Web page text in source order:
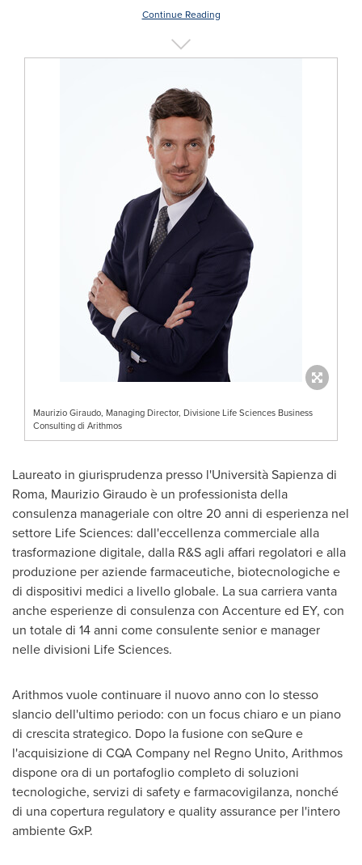
Continue Reading
Maurizio Giraudo, Managing Director, Divisione Life Sciences Business
Consulting di Arithmos
Laureato in giurisprudenza presso l'UniversitàSapienza di
Roma, Maurizio Giraudoè un professionista della
consulenza manageriale con oltre 20 anni di esperienza nel
settore Life Sciences: dall'eccellenza commerciale alla
trasformazione digitale, dalla R&S agli affari regolatori e alla
produzione per aziende farmaceutiche, biotecnologiche e
di dispositivi medici a livello globale. La sua carriera vanta
anche esperienze di consulenza con Accenture ed EY, con
un totale di 14 anni come consulente senior e manager
nelle divisioni Life Sciences.
Arithmos vuole continuare il nuovo anno con lo stesso
slancio dell'ultimo periodo: con un focus chiaro e un piano
di crescita strategico. Dopo la fusione con seQure e
l'acquisizione di CQA Company nel Regno Unito, Arithmos
dispone ora di un portafoglio completo di soluzioni
tecnologiche, servizi di safety e farmacovigilanza, nonché
di una copertura regulatory e quality assurance per l'intero
ambiente GxP.